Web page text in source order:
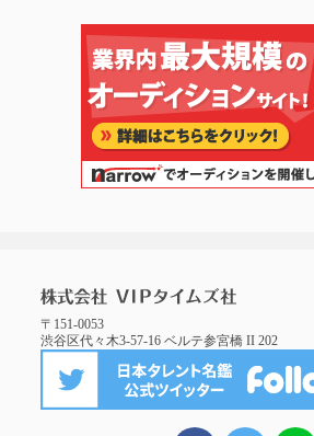
〒151-0053
渋谷区代々木3-57-16 ベルテ参宮橋 II 202